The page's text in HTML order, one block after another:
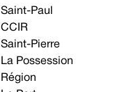
Saint-Paul
CCIR
Saint-Pierre
La Possession
Région